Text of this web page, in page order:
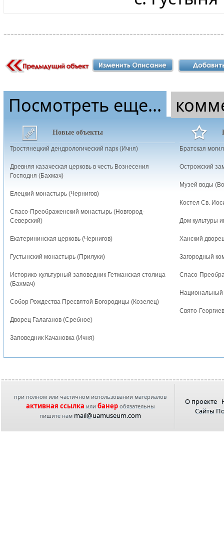
Посмотреть еще...
Новые объекты
Тростянецкий дендрологический парк (Ичня)
Древняя казаческая церковь в честь Вознесения
Господня (Бахмач)
Елецкий монастырь (Чернигов)
Спасо-Преображенский монастырь (Новгород-
Северский)
Екатерининская церковь (Чернигов)
Густынский монастырь (Прилуки)
Историко-культурный заповедник Гетманская столица
(Бахмач)
Собор Рождества Пресвятой Богородицы (Козелец)
Дворец Галаганов (Сребное)
Заповедник Качановка (Ичня)
Братская
Острожский
Музей воды
Костел Св.
Дом культуры
Ханский
Загородный
Спасо-
Национальный
Свято-
при полном или частичном использовании материалов
активная ссылка или банеробязательны
пишите нам mail@uamuseum.com
О проекте
Сайты